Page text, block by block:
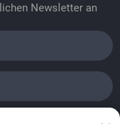
Newsletter an